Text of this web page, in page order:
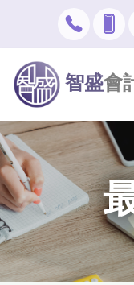
智盛會